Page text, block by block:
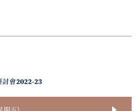
討會2022-23